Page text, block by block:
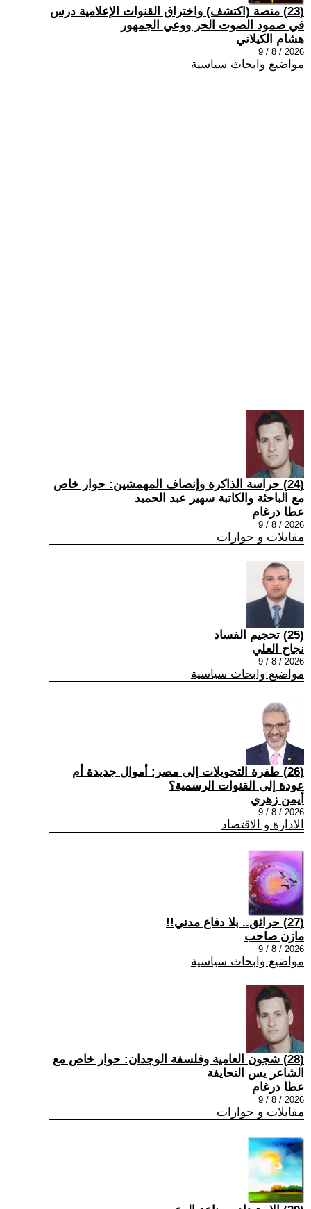
(23) منصة (اكتشف) واختراق القنوات الإعلامية درس
في صمود الصوت الحر ووعي الجمهور
هشام الكيلاني
2026 / 8 / 9
مواضيع وابحاث سياسية
(24) حراسة الذاكرة وإنصاف المهمشين: حوار خاص
مع الباحثة والكاتبة سهير عبد الحميد
عطا درغام
2026 / 8 / 9
مقابلات و حوارات
(25) تحجيم الفساد
نجاح العلي
2026 / 8 / 9
مواضيع وابحاث سياسية
(26) طفرة التحويلات إلى مصر: أموال جديدة أم
عودة إلى القنوات الرسمية؟
أيمن زهري
2026 / 8 / 9
الادارة و الاقتصاد
(27) حرائق.. بلا دفاع مدني!!
مازن صاحب
2026 / 8 / 9
مواضيع وابحاث سياسية
(28) شجون العامية وفلسفة الوجدان: حوار خاص مع
الشاعر يس النحايفة
عطا درغام
2026 / 8 / 9
مقابلات و حوارات